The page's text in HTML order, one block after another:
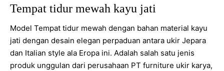
Tempat tidur mewah kayu jati
Model Tempat tidur mewah dengan bahan material kayu
jati dengan desain elegan perpaduan antara ukir Jepara
dan Italian style ala Eropa ini. Adalah salah satu jenis
produk unggulan dari perusahaan PT furniture ukir karya,